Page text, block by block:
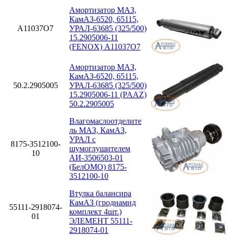
A11037O7
Амортизатор МАЗ,
КамАЗ-6520, 65115,
УРАЛ-63685 (325/500)
15.2905006-11
(FENOX) A11037O7
50.2.2905005
Амортизатор МАЗ,
КамАЗ-6520, 65115,
УРАЛ-63685 (325/500)
15.2905006-11 (PAAZ)
50.2.2905005
8175-3512100-
10
Влагомаслоотделите
ль МАЗ, КамАЗ,
УРАЛ с
шумоглушителем
АИ-3506503-01
(БелОМО) 8175-
3512100-10
55111-2918074-
01
Втулка балансира
КамАЗ (гроднамид
комплект 4шт.)
ЭЛЕМЕНТ 55111-
2918074-01